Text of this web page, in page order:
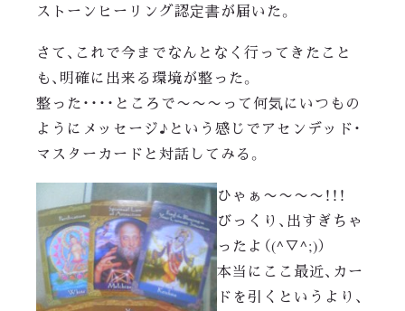
ストーンヒーリング認定書が届いた。
さて、これで今までなんとなく行ってきたこと
も、明確に出来る環境が整った。
整った・・・・ところで〜〜〜って何気にいつもの
ようにメッセージ♪という感じでアセンデッド・
マスターカードと対話してみる。
ひゃぁ〜〜〜〜！！！
びっくり、出すぎちゃ
ったよ（(^▽^;)）
本当にここ最近、カー
ドを引くというより、